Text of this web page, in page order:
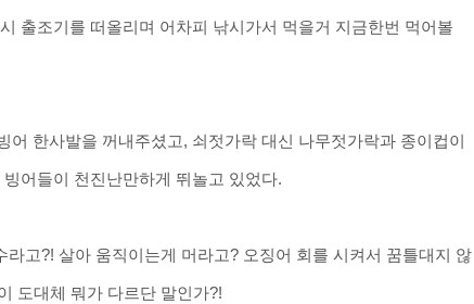
출조기를 떠올리며 어차피 낚시가서 먹을거 지금한번 먹어볼
한사발을 꺼내주셨고, 쇠젓가락 대신 나무젓가락과 종이컵이
어들이 천진난만하게 뛰놀고 있었다.
라고?! 살아 움직이는게 머라고? 오징어 회를 시켜서 꿈틀대지 않
도대체 뭐가 다르단 말인가?!